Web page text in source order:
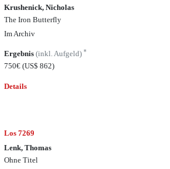
Krushenick, Nicholas
The Iron Butterfly
Im Archiv
Ergebnis(inkl. Aufgeld)*
750€(US$ 862)
Details
Los 7269
Lenk, Thomas
Ohne Titel